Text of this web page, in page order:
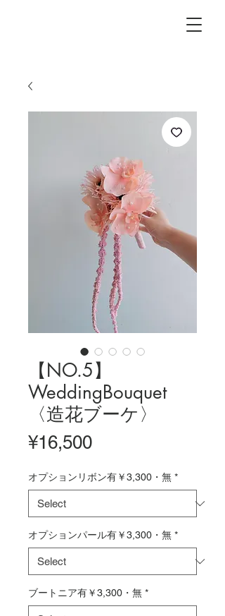
【NO.5】
WeddingBouquet
〈造花ブーケ〉
¥16,500Price
オプションリボン有￥3,300・無 *
オプションパール有￥3,300・無 *
ブートニア有￥3,300・無 *